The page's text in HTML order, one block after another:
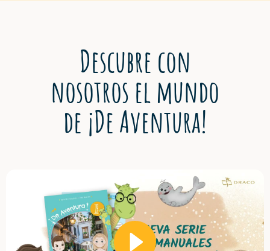
Descubre con
nosotros el mundo
de ¡De Aventura!